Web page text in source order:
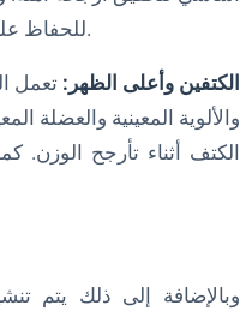
للحفاظ على وضعية العمود الفقري المحايدة.
- الكتفين وأعلى الظهر: تعمل
والألوية المعينية والعضلة
الكتف أثناء تأرجح الوزن.
وبالإضافة إلى ذلك يتم